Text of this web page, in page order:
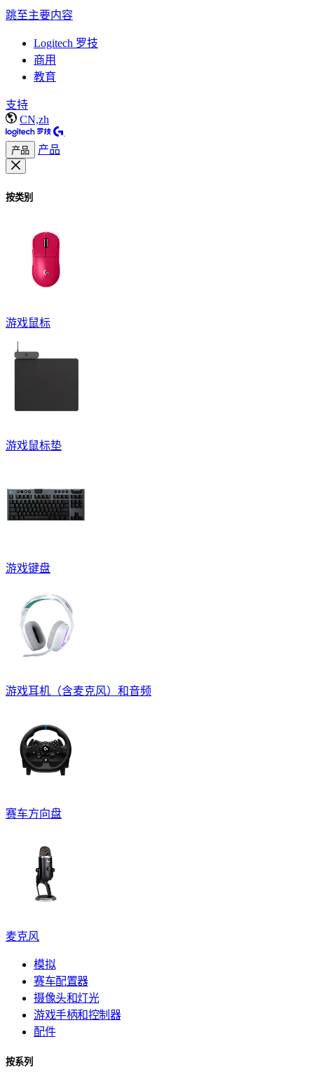
跳至主要内容
Logitech 罗技
商用
教育
支持
CN,zh
产品 产品
按类别
游戏鼠标
游戏鼠标垫
游戏键盘
游戏耳机（含麦克风）和音频
赛车方向盘
麦克风
模拟
赛车配置器
摄像头和灯光
游戏手柄和控制器
配件
按系列